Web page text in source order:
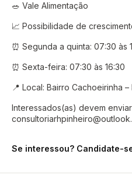
🥗 Vale Alimentação
📈 Possibilidade de
⏰ Segunda a quinta: 07:30 às
⏰ Sexta-feira: 07:30 às 16:30
📍 Local: Bairro Cachoeirinha
Interessados(as) devem
Se interessou? Candidate-